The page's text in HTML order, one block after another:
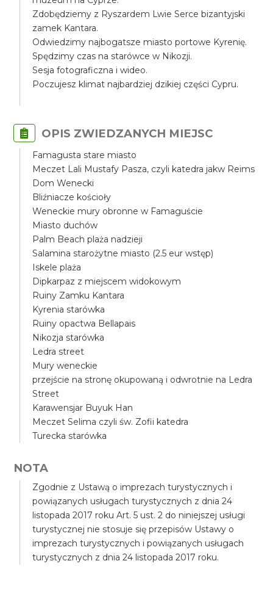
Zdobędziemy z Ryszardem Lwie Serce bizantyjski
zamek Kantara.
Odwiedzimy najbogatsze miasto portowe Kyrenię.
Spędzimy czas na starówce w Nikozji.
Sesja fotograficzna i wideo.
Poczujesz klimat najbardziej dzikiej części Cypru.
OPIS ZWIEDZANYCH MIEJSC
Famagusta stare miasto
Meczet Lali Mustafy Pasza, czyli katedra jakw Reims
Dom Wenecki
Bliźniacze kościoły
Weneckie mury obronne w Famaguście
Miasto duchów
Palm Beach plaża nadzieji
Salamina starożytne miasto (2.5 eur wstęp)
Iskele plaża
Dipkarpaz z miejscem widokowym
Ruiny Zamku Kantara
Kyrenia starówka
Ruiny opactwa Bellapais
Nikozja starówka
Ledra street
Mury weneckie
przejście na stronę okupowaną i odwrotnie na Ledra
Street
Karawensjar Buyuk Han
Meczet Selima czyli św. Zofii katedra
Turecka starówka
NOTA
Zgodnie z Ustawą o imprezach turystycznych i
powiązanych usługach turystycznych z dnia 24
listopada 2017 roku Art. 5 ust. 2 do niniejszej usługi
turystycznej nie stosuje się przepisów Ustawy o
imprezach turystycznych i powiązanych usługach
turystycznych z dnia 24 listopada 2017 roku.